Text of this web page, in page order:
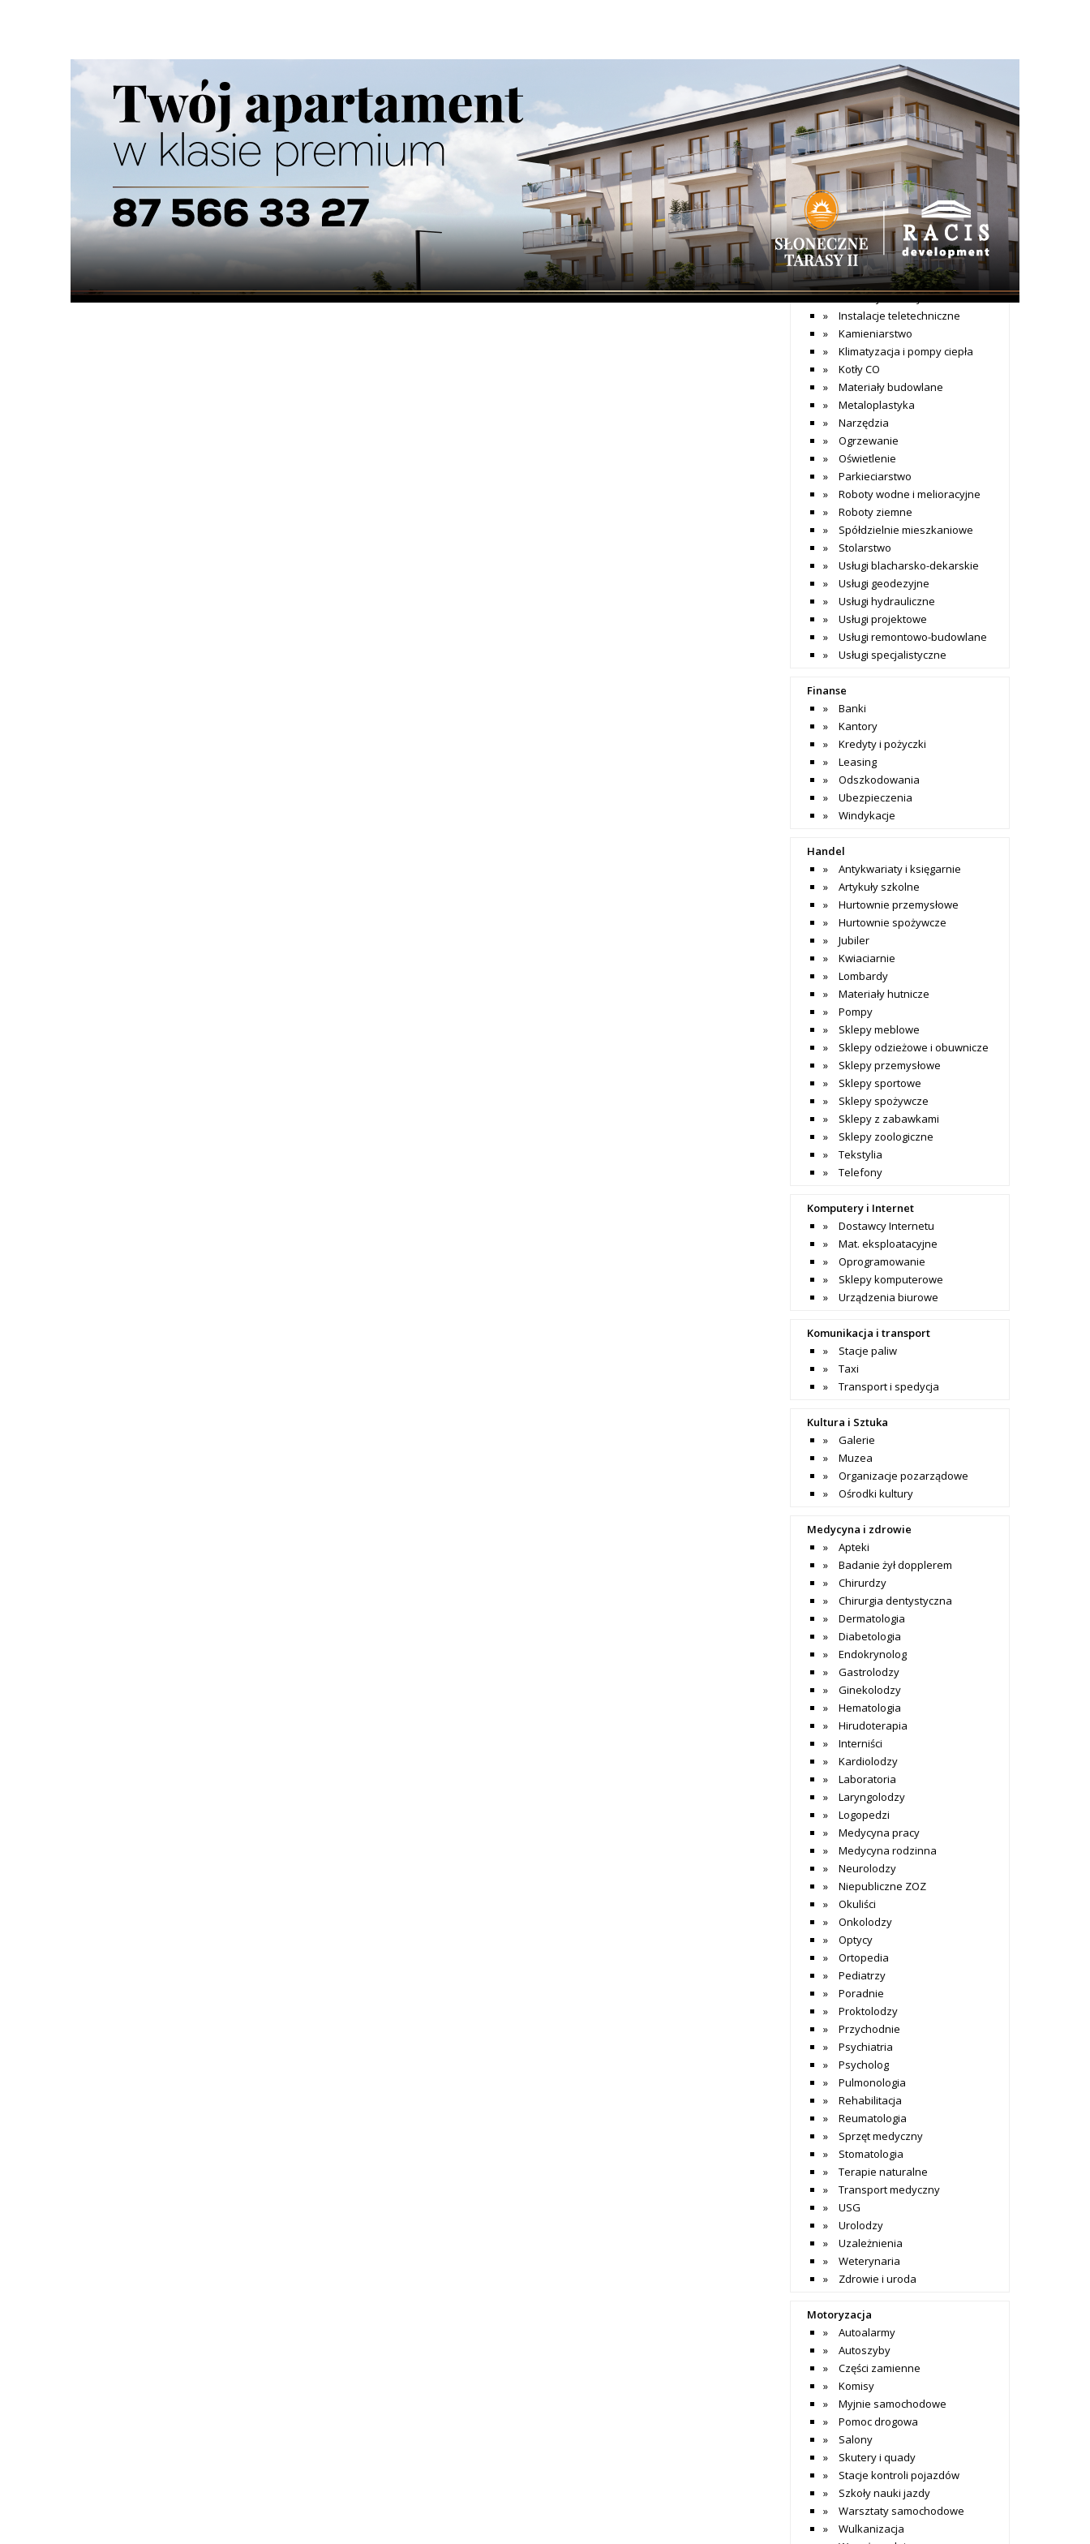
Nie dodano jeszcze wpisów do tej kategorii + Dodaj wpis
Katalog firm
Dom i budownictwo
Agencje nieruchomości
Alarmy
Aranżacja wnętrz
Architekci
Bramy garażowe
Budowa sauny
Budownictwo mieszkaniowe
Budownictwo przemysłowwe
Instalacje elektryczne
Instalacje teletechniczne
Kamieniarstwo
Klimatyzacja i pompy ciepła
Kotły CO
Materiały budowlane
Metaloplastyka
Narzędzia
Ogrzewanie
Oświetlenie
Parkieciarstwo
Roboty wodne i melioracyjne
Roboty ziemne
Spółdzielnie mieszkaniowe
Stolarstwo
Usługi blacharsko-dekarskie
Usługi geodezyjne
Usługi hydrauliczne
Usługi projektowe
Usługi remontowo-budowlane
Usługi specjalistyczne
Finanse
Banki
Kantory
Kredyty i pożyczki
Leasing
Odszkodowania
Ubezpieczenia
Windykacje
Handel
Antykwariaty i księgarnie
Artykuły szkolne
Hurtownie przemysłowe
Hurtownie spożywcze
Jubiler
Kwiaciarnie
Lombardy
Materiały hutnicze
Pompy
Sklepy meblowe
Sklepy odzieżowe i obuwnicze
Sklepy przemysłowe
Sklepy sportowe
Sklepy spożywcze
Sklepy z zabawkami
Sklepy zoologiczne
Tekstylia
Telefony
Komputery i Internet
Dostawcy Internetu
Mat. eksploatacyjne
Oprogramowanie
Sklepy komputerowe
Urządzenia biurowe
Komunikacja i transport
Stacje paliw
Taxi
Transport i spedycja
Kultura i Sztuka
Galerie
Muzea
Organizacje pozarządowe
Ośrodki kultury
Medycyna i zdrowie
Apteki
Badanie żył dopplerem
Chirurdzy
Chirurgia dentystyczna
Dermatologia
Diabetologia
Endokrynolog
Gastrolodzy
Ginekolodzy
Hematologia
Hirudoterapia
Interniści
Kardiolodzy
Laboratoria
Laryngolodzy
Logopedzi
Medycyna pracy
Medycyna rodzinna
Neurolodzy
Niepubliczne ZOZ
Okuliści
Onkolodzy
Optycy
Ortopedia
Pediatrzy
Poradnie
Proktolodzy
Przychodnie
Psychiatria
Psycholog
Pulmonologia
Rehabilitacja
Reumatologia
Sprzęt medyczny
Stomatologia
Terapie naturalne
Transport medyczny
USG
Urolodzy
Uzależnienia
Weterynaria
Zdrowie i uroda
Motoryzacja
Autoalarmy
Autoszyby
Części zamienne
Komisy
Myjnie samochodowe
Pomoc drogowa
Salony
Skutery i quady
Stacje kontroli pojazdów
Szkoły nauki jazdy
Warsztaty samochodowe
Wulkanizacja